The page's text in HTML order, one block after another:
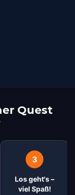
Quest
3
Los geht's –
viel Spaß!